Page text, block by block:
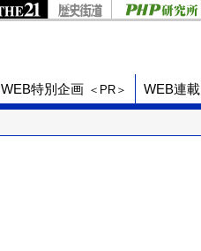
WEB特別企画 ＜PR＞ WEB連載